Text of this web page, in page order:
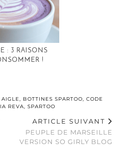
: 3 RAISONS
!
AIGLE, BOTTINES SPARTOO, CODE
REVA, SPARTOO
ARTICLE SUIVANT
PEUPLE DE MARSEILLE
VERSION SO GIRLY BLOG